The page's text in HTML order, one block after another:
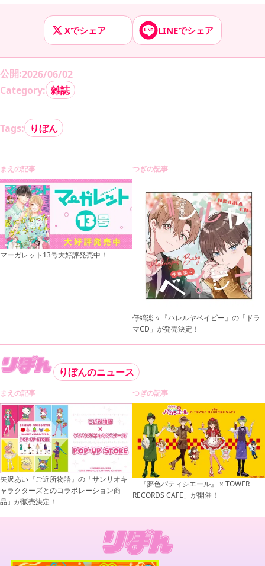
Xでシェア LINEでシェア
公開:2026/06/02
Category: 雑誌
Tags: りぼん
まえの記事
マーガレット13号大好評発売中！
つぎの記事
仔縞楽々『ハレルヤベイビー』の「ドラ
マCD」が発売決定！
りぼんのニュース
まえの記事
矢沢あい『ご近所物語』の「サンリオキ
ャラクターズとのコラボレーション商
品」が販売決定！
つぎの記事
「『夢色パティシエール』 × TOWER
RECORDS CAFE」が開催！